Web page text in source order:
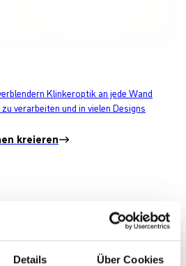
Details Über Cookies
Klinkeroptik an jede Wand
verarbeiten und in vielen Designs
kreieren